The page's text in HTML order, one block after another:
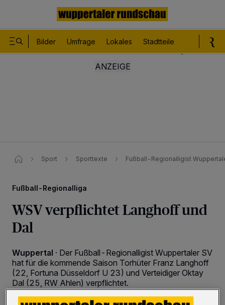
Bilder Umfrage Lokales Stadtteile
Sport Sporttexte Fußball-Regionalligist
Fußball-Regionalliga
WSV verpflichtet Langhoff und
Dal
Wuppertal · Der Fußball-Regionalligist Wuppertaler SV
hat für die kommende Saison Torhüter Franz Langhoff
(22, Fortuna Düsseldorf U 23) und Verteidiger Oktay
Dal (25, RW Ahlen) verpflichtet.